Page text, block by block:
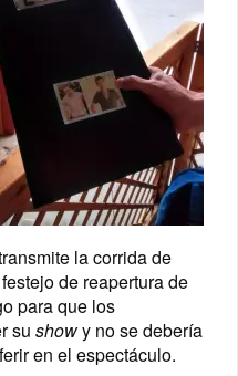
la corrida de
de reapertura de
para que los
su showy no se debería
en el espectáculo.